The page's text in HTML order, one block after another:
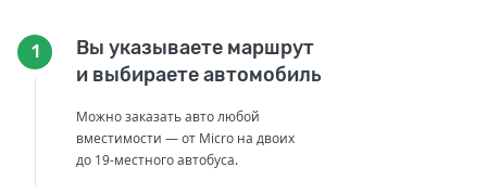
1
Вы указываете маршрут
и выбираете автомобиль
Можно заказать авто любой
вместимости — от Micro на двоих
до 19-местного автобуса.